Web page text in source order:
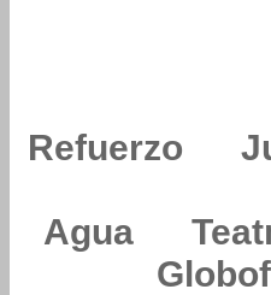
Refuerzo
Agua